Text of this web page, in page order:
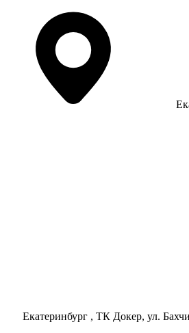
Екатеринбург , ТК Докер, ул.